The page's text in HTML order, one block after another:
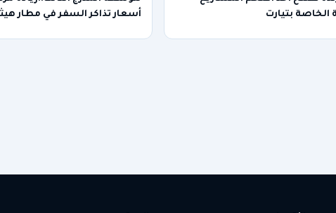
الخاصة بتيارت
أسعار تذاكر السفر في مطار